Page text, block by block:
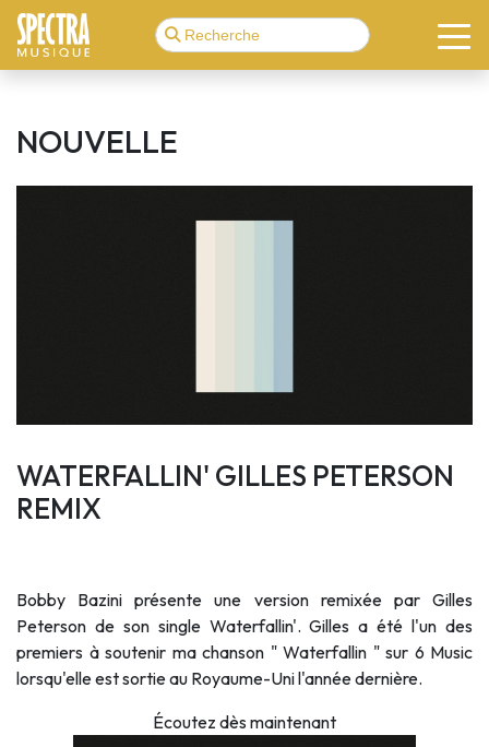
NOUVELLE
WATERFALLIN' GILLES PETERSON
REMIX
Bobby Bazini présente une version remixée par Gilles
Peterson de son single Waterfallin'. Gilles a été l'un des
premiers à soutenir ma chanson " Waterfallin " sur 6 Music
lorsqu'elle est sortie au Royaume-Uni l'année dernière.
Écoutez dès maintenant